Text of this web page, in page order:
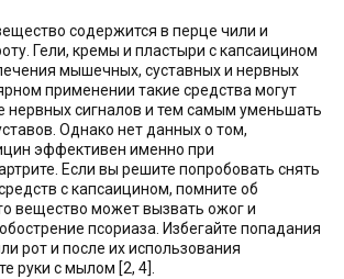
содержится в перце чили и
Гели, кремы и пластыри с капсаицином
мышечных, суставных и нервных
применении такие средства могут
нервных сигналов и тем самым уменьшать
Однако нет данных о том,
эффективен именно при
Если вы решите попробовать снять
с капсаицином, помните об
вещество может вызвать ожог и
псориаза. Избегайте попадания
рот и после их использования
руки с мылом [2, 4].